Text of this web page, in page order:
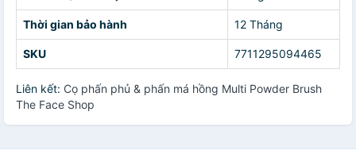
Thời gian bảo hành 12 Tháng
SKU 7711295094465
Liên kết: Cọ phấn phủ & phấn má hồng Multi Powder Brush
The Face Shop